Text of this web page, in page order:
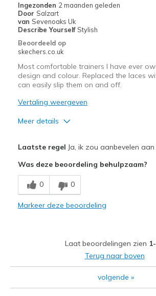
Breedte
Maat
Lijkt goed van maat
View On Shoes
Ingezonden 2 maanden geleden
Door Salzart
van Sevenoaks Uk
Describe Yourself Stylish
Beoordeeld op
skechers.co.uk
Most comfortable trainers I have ever
design and colour. Replaced the laces
can easily slip them on and off.
Vertaling weergeven
Meer details
Breathe Well
Comfortable
Beste toepassingen
Casual Wear
Going Out
Laatste regel Ja, ik zou aanbevelen
Was deze beoordeling behulpzaam?
0 0
Markeer deze beoordeling
Laat beoordelingen zien
Terug naar boven
volgende »